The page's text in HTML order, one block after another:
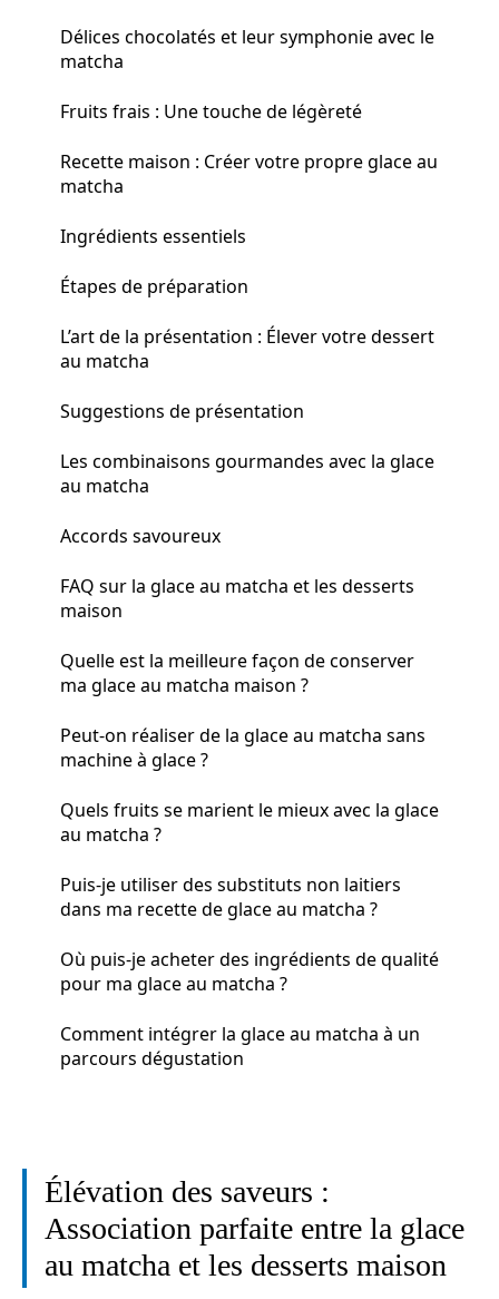
Délices chocolatés et leur symphonie avec le
matcha
Fruits frais : Une touche de légèreté
Recette maison : Créer votre propre glace au
matcha
Ingrédients essentiels
Étapes de préparation
L’art de la présentation : Élever votre dessert
au matcha
Suggestions de présentation
Les combinaisons gourmandes avec la glace
au matcha
Accords savoureux
FAQ sur la glace au matcha et les desserts
maison
Quelle est la meilleure façon de conserver
ma glace au matcha maison ?
Peut-on réaliser de la glace au matcha sans
machine à glace ?
Quels fruits se marient le mieux avec la glace
au matcha ?
Puis-je utiliser des substituts non laitiers
dans ma recette de glace au matcha ?
Où puis-je acheter des ingrédients de qualité
pour ma glace au matcha ?
Comment intégrer la glace au matcha à un
parcours dégustation
Élévation des saveurs :
Association parfaite entre la glace
au matcha et les desserts maison